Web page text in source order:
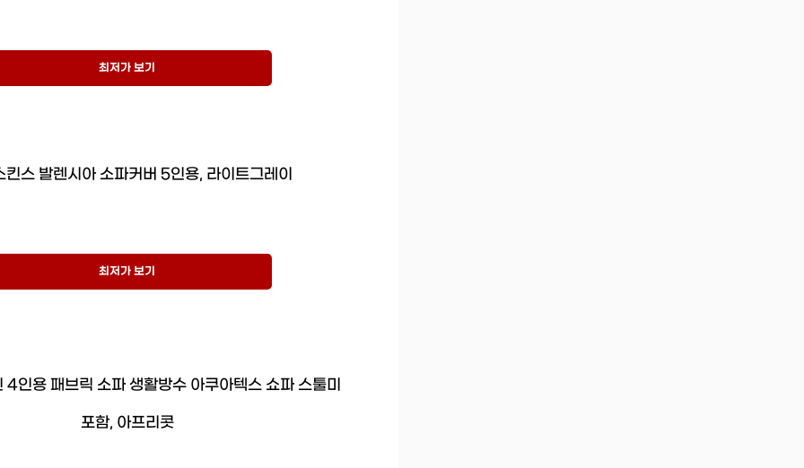
최저가 보기
킨스 발렌시아 소파커버 5인용, 라이트그레이
최저가 보기
4인용 패브릭 소파 생활방수 아쿠아텍스 쇼파 스툴미
포함, 아프리콧